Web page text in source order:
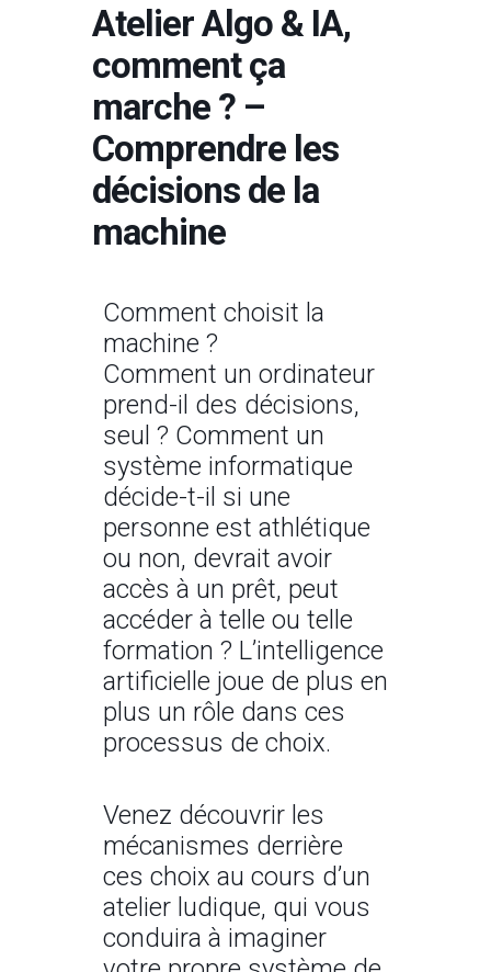
Atelier Algo & IA,
comment ça
marche ? –
Comprendre les
décisions de la
machine
Comment choisit la
machine ?
Comment un ordinateur
prend-il des décisions,
seul ? Comment un
système informatique
décide-t-il si une
personne est athlétique
ou non, devrait avoir
accès à un prêt, peut
accéder à telle ou telle
formation ? L’intelligence
artificielle joue de plus en
plus un rôle dans ces
processus de choix.
Venez découvrir les
mécanismes derrière
ces choix au cours d’un
atelier ludique, qui vous
conduira à imaginer